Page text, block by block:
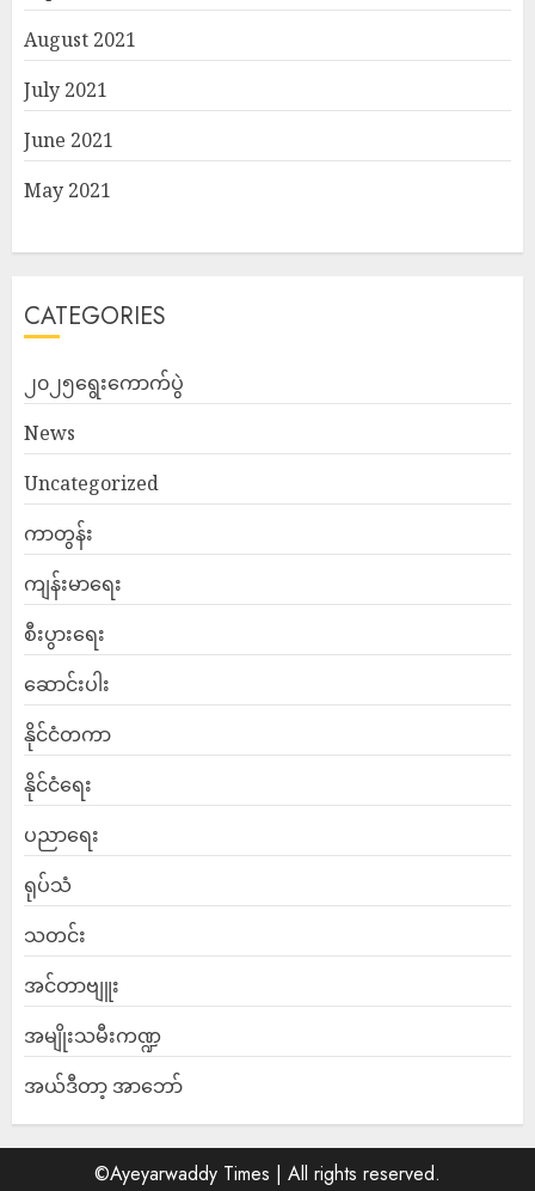
August 2021
July 2021
June 2021
May 2021
CATEGORIES
၂၀၂၅ရွေးကောက်ပွဲ
News
Uncategorized
ကာတွန်း
ကျန်းမာရေး
စီးပွားရေး
ဆောင်းပါး
နိုင်ငံတကာ
နိုင်ငံရေး
ပညာရေး
ရုပ်သံ
သတင်း
အင်တာဗျူး
အမျိုးသမီးကဏ္ဍ
အယ်ဒီတာ့ အာဘော်
©Ayeyarwaddy Times | All rights reserved.